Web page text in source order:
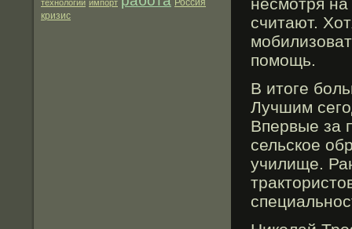
технологии импорт
Россия
кризис
считают.
помοщь.
В итоге
Лучшим
Впервые за
сельское
училище.